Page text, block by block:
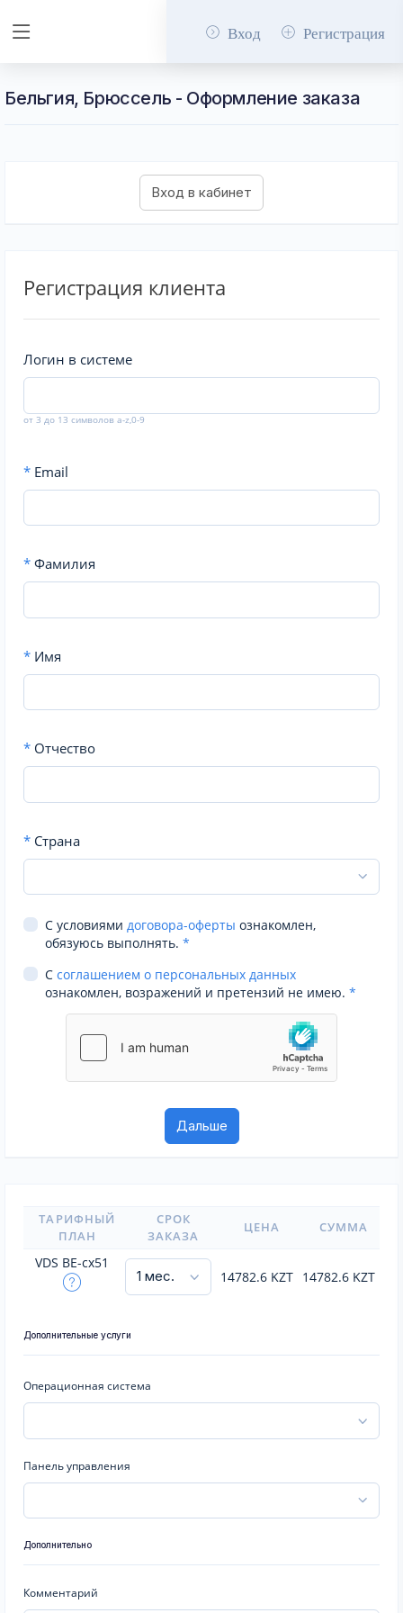
Вход Регистрация
Бельгия, Брюссель - Оформление заказа
Регистрация клиента
Логин в системе
от 3 до 13 символов a-z,0-9
* Email
* Фамилия
* Имя
* Отчество
* Страна
С условиями договора-оферты ознакомлен,
обязуюсь выполнять. *
С соглашением о персональных данных
ознакомлен, возражений и претензий не имею. *
ТАРИФНЫЙ
ПЛАН
СРОК
ЗАКАЗА
ЦЕНА СУММА
VDS BE-cx51
14782.6 KZT 14782.6 KZT
Дополнительные услуги
Операционная система
Панель управления
Дополнительно
Комментарий